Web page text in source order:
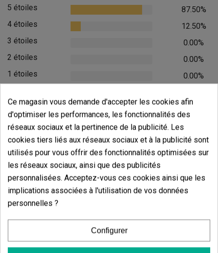
5 étoiles
87.50%
4 étoiles
12.50%
3 étoiles
0.00%
2 étoiles
0.00%
1 étoiles
0.00%
Écrivez votre commentaire
4.88de 5
8 Valorisations globales
Trier par:
Commentaires surTube à priser
double
Il n'y a pas d'avis dans votre langue, vérifiez-les tous en
cliquant sur « avis dans d'autres langues ».
Ce magasin vous demande d'accepter les cookies afin
d'optimiser les performances, les fonctionnalités des
réseaux sociaux et la pertinence de la publicité. Les
cookies tiers liés aux réseaux sociaux et à la publicité sont
utilisés pour vous offrir des fonctionnalités optimisées sur
les réseaux sociaux, ainsi que des publicités
personnalisées. Acceptez-vous ces cookies ainsi que les
implications associées à l'utilisation de vos données
personnelles ?
Configurer